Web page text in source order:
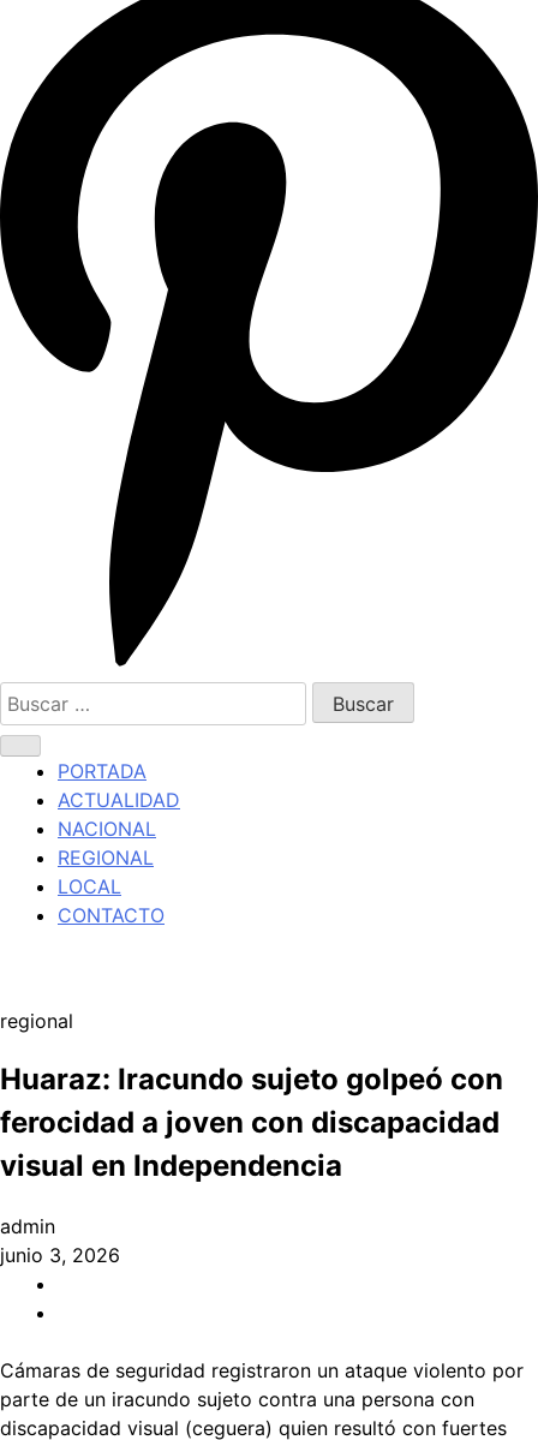
Buscar:
PORTADA
ACTUALIDAD
NACIONAL
REGIONAL
LOCAL
CONTACTO
regional
Huaraz: Iracundo sujeto golpeó con
ferocidad a joven con discapacidad
visual en Independencia
admin
junio 3, 2026
Cámaras de seguridad registraron un ataque violento por
parte de un iracundo sujeto contra una persona con
discapacidad visual (ceguera) quien resultó con fuertes